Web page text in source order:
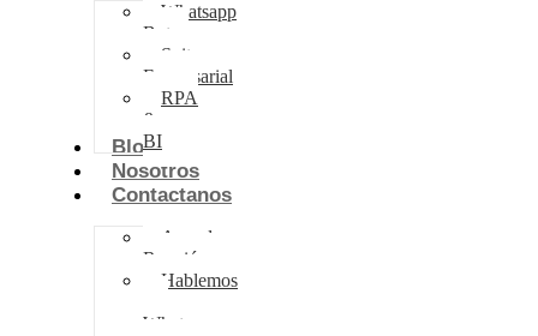
Whatsapp
Bot
Suite
Empresarial
RPA
&
BI
Blog
Nosotros
Contactanos
Agenda
Reunión
Hablemos
Whatsapp